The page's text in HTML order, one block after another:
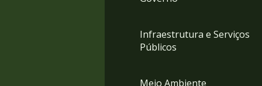
Infraestrutura e Serviços
Públicos
Meio Ambiente